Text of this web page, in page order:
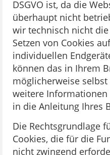
DSGVO ist, da die
überhaupt nicht
wir technisch nicht
Setzen von Cookies
individuellen
können das in Ihrem
möglicherweise
weitere
in die Anleitung Ihres
Die Rechtsgrundlage
Cookies, die für die
nicht zwingend